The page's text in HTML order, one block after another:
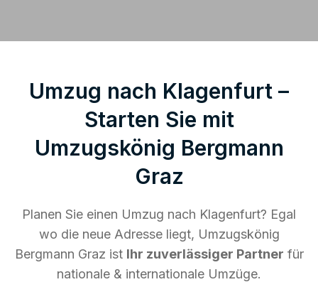
Umzug nach Klagenfurt –
Starten Sie mit
Umzugskönig Bergmann
Graz
Planen Sie einen Umzug nach Klagenfurt? Egal
wo die neue Adresse liegt, Umzugskönig
Bergmann Graz ist Ihr zuverlässiger Partner für
nationale & internationale Umzüge.